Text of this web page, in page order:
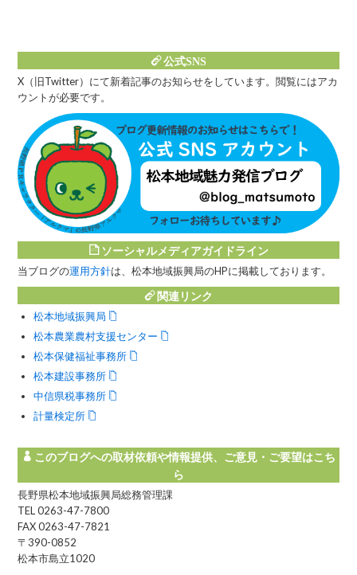
公式SNS
X（旧Twitter）にて新着記事のお知らせをしています。閲覧にはアカ
ウントが必要です。
ソーシャルメディアガイドライン
当ブログの運用方針は、松本地域振興局のHPに掲載しております。
関連リンク
松本地域振興局
松本農業農村支援センター
松本保健福祉事務所
松本建設事務所
中信県税事務所
計量検定所
このブログへの取材依頼や情報提供、ご意見・ご要望はこち
ら
長野県松本地域振興局総務管理課
TEL 0263-47-7800
FAX 0263-47-7821
〒390-0852
松本市島立1020